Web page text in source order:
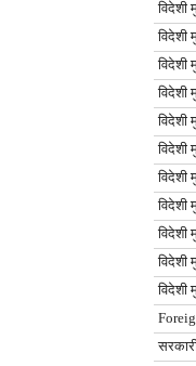
विदेशी
विदेशी
विदेशी
विदेशी
विदेशी
विदेशी
विदेशी
विदेशी
विदेशी
विदेशी
विदेशी